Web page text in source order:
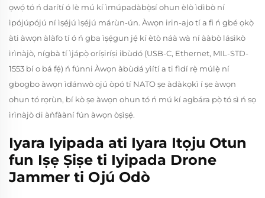
ọwọ́ tó ń darítí ó lè mú kí ìmúpadàbọ̀sí ohun èlò ìdìbò ní
ìpójúpójú ní ìṣẹ́jú ìṣẹ́jú márùn-ún. Àwọn irin-ajo tí a fi ń gbé ọkọ̀
àti àwọn àlàfo tí ó ń gba ìṣẹ́gun jẹ́ kí ètò náà wà ní ààbò lásìkò
ìrìnàjò, nígbà tí ìjápọ̀ oríṣiríṣi ibùdó (USB-C, Ethernet, MIL-STD-
1553 bí o bá fẹ́) ń fúnni Àwọn àbùdá yìítí a ti fìdí rẹ̀ múlẹ̀ ní
gbogbo àwọn ìdánwò ojú òpó tí NATO ṣe àdàkọkì í ṣe àwọn
ohun tó rọrùn, bí kò ṣe àwọn ohun tó ń mú kí agbára pọ̀ tó sì ń sọ
ìrìnàjò di àǹfààní fún àwọn òṣìṣẹ́.
Iyara Iyipada ati Iyara Itọju Otun
fun Iṣẹ Ṣiṣe ti Iyipada Drone
Jammer ti Ojú Odò